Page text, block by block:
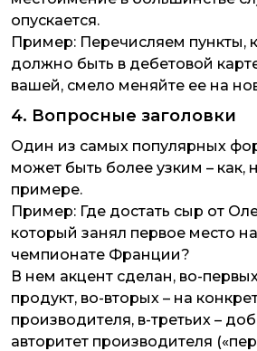
опускается.
Пример: Перечисляем пункты,
должно быть в дебетовой
вашей, смело меняйте ее на
4. Вопросные заголовки
Один из самых популярных
может быть более узким – как,
примере.
Пример: Где достать сыр от
который занял первое место
чемпионате Франции?
В нем акцент сделан, во-
продукт, во-вторых – на
производителя, в-третьих –
авторитет производителя